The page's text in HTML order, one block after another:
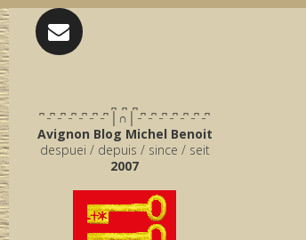
͆ ̵ ͆ ̵ ͆ ̵ ͆ ̵ ͆ ̵ ͆ ̵ ͆ │∩│ ̵ ͆ ̵ ͆ ̵ ͆ ̵ ͆ ̵ ͆ ̵ ͆ ̵ ͆
Avignon Blog Michel Benoit
despuei / depuis / since / seit
2007